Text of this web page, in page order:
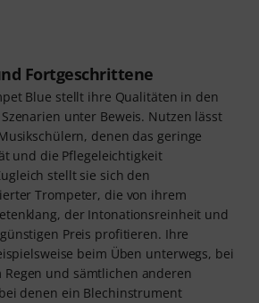
Fortgeschrittene
Blue stellt ihre Qualitäten in den
unter Beweis. Nutzen lässt
denen das geringe
und die Pflegeleichtigkeit
stellt sie sich den
Trompeter, die von ihrem
der Intonationsreinheit und
Preis profitieren. Ihre
beim Üben unterwegs, bei
und sämtlichen anderen
denen ein Blechinstrument